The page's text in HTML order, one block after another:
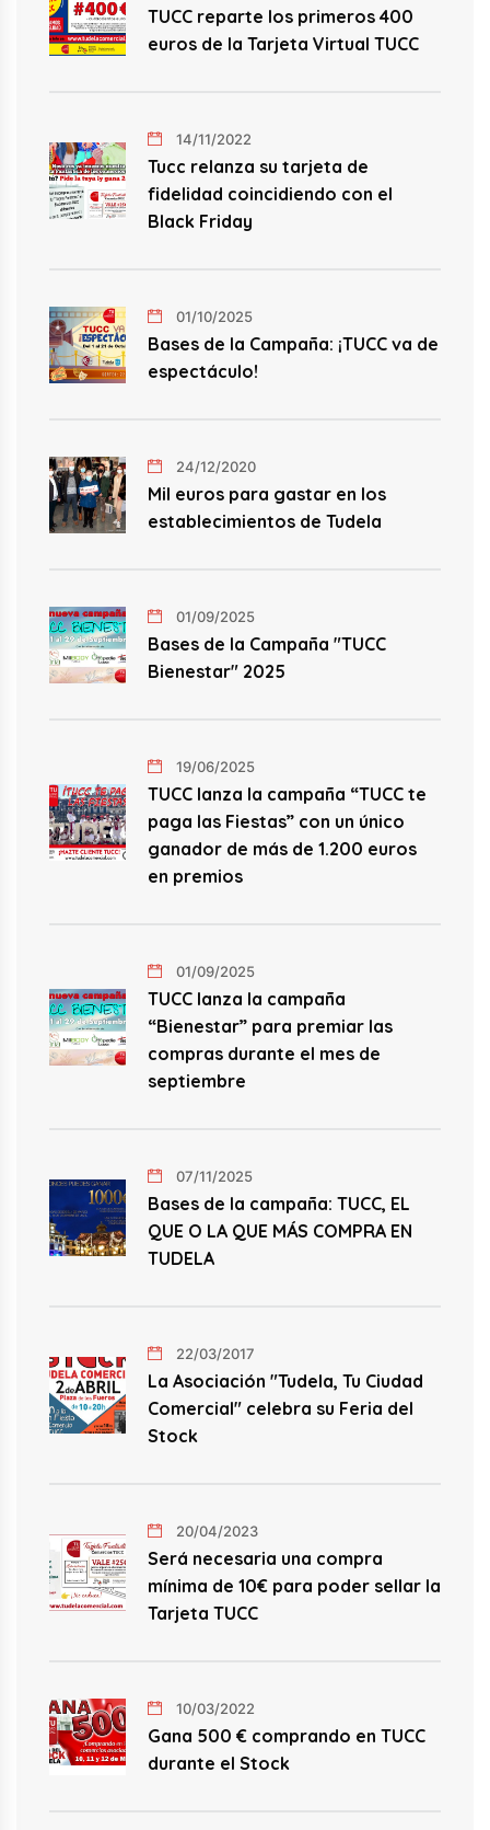
TUCC reparte los primeros 400
euros de la Tarjeta Virtual TUCC
14/11/2022
Tucc relanza su tarjeta de
fidelidad coincidiendo con el
Black Friday
01/10/2025
Bases de la Campaña: ¡TUCC va de
espectáculo!
24/12/2020
Mil euros para gastar en los
establecimientos de Tudela
01/09/2025
Bases de la Campaña "TUCC
Bienestar" 2025
19/06/2025
TUCC lanza la campaña “TUCC te
paga las Fiestas” con un único
ganador de más de 1.200 euros
en premios
01/09/2025
TUCC lanza la campaña
“Bienestar” para premiar las
compras durante el mes de
septiembre
07/11/2025
Bases de la campaña: TUCC, EL
QUE O LA QUE MÁS COMPRA EN
TUDELA
22/03/2017
La Asociación "Tudela, Tu Ciudad
Comercial" celebra su Feria del
Stock
20/04/2023
Será necesaria una compra
mínima de 10€ para poder sellar la
Tarjeta TUCC
10/03/2022
Gana 500 € comprando en TUCC
durante el Stock